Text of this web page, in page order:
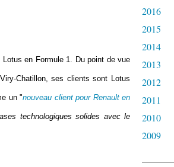
en Formule 1. Du point de vue
Chatillon, ses clients sont Lotus
un "nouveau client pour Renault en
technologiques solides avec le
2016
2015
2014
2013
2012
2011
2010
2009